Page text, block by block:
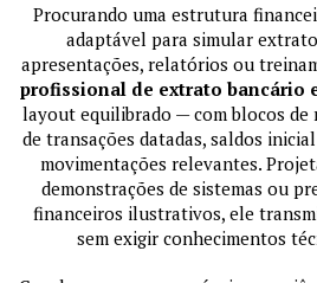
Procurando uma estrutura
adaptável para simular
apresentações, relatórios ou
profissional de extrato bancário
layout equilibrado — com blocos de
de transações datadas, saldos
movimentações relevantes.
demonstrações de sistemas ou
financeiros ilustrativos, ele
sem exigir conhecimentos